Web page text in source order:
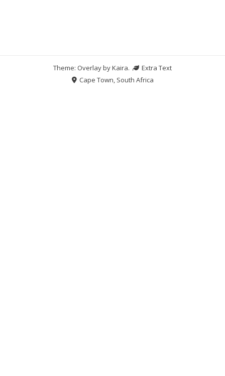
Theme: Overlay byKaira.
Extra Text
Cape Town, South Africa